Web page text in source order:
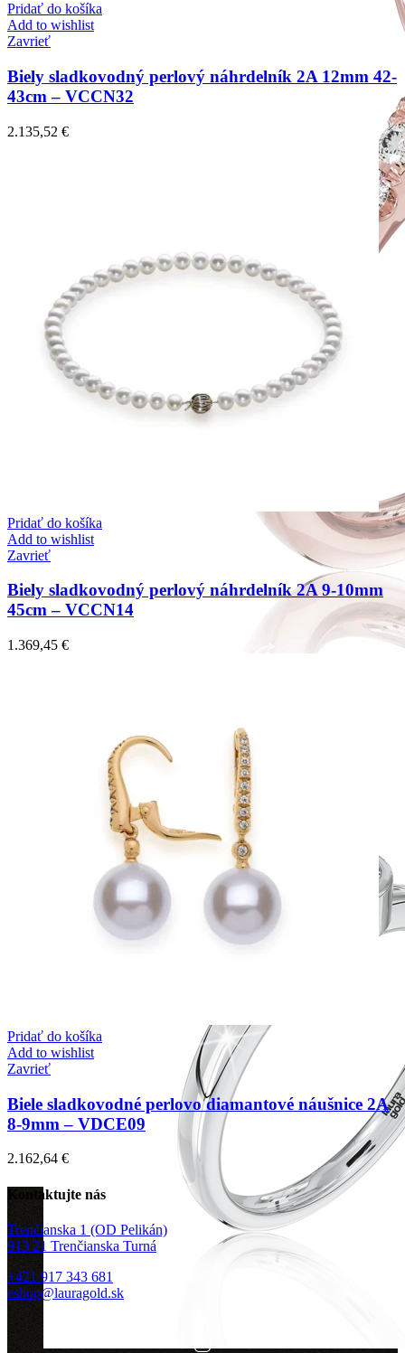
Forever Collection
Zásnubné prstne z kolekcie Forever.
Pridať do košíka
Add to wishlist
Zavrieť
Biely sladkovodný perlový náhrdelník 2A 12mm 42-
43cm – VCCN32
2.135,52 €
Pridať do košíka
Add to wishlist
Zavrieť
Biely sladkovodný perlový náhrdelník 2A 9-10mm
45cm – VCCN14
1.369,45 €
Pridať do košíka
Add to wishlist
Zavrieť
Biele sladkovodné perlovo diamantové náušnice 2A
8-9mm – VDCE09
2.162,64 €
Kontaktujte nás
Trenčianska 1 (OD Pelikán)
913 21 Trenčianska Turná
+421 917 343 681
eshop@lauragold.sk